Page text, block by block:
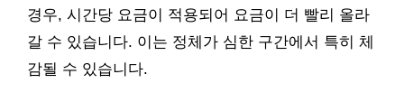
경우, 시간당 요금이 적용되어 요금이 더 빨리 올라
갈 수 있습니다. 이는 정체가 심한 구간에서 특히 체
감될 수 있습니다.